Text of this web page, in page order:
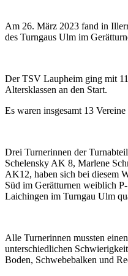
Am 26. März 2023 fand in
des Turngaus Ulm im
Der TSV Laupheim ging mit
Altersklassen an den Start.
Es waren insgesamt 13 Vereine
Drei Turnerinnen der
Schelensky AK 8, Marlene
AK12, haben sich bei diesem
Süd im Gerätturnen weiblich
Laichingen im Turngau Ulm
Alle Turnerinnen mussten
unterschiedlichen
Boden, Schwebebalken und